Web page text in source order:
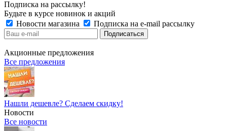
Подписка на рассылку!
Будьте в курсе новинок и акций
Новости магазина
Подписка на e-mail рассылку
Акционные предложения
Все предложения
Нашли дешевле? Сделаем скидку!
Новости
Все новости